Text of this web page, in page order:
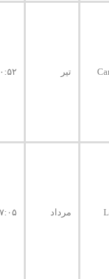
تیر
مرداد